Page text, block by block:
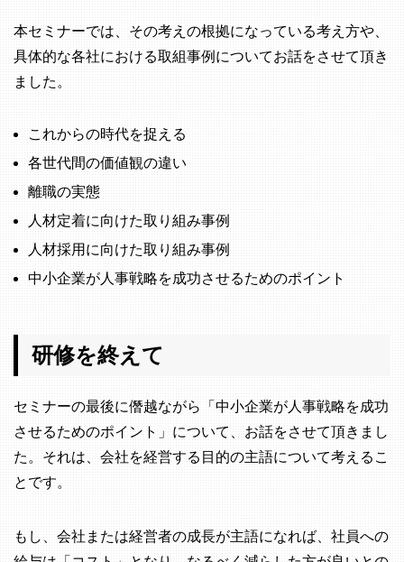
本セミナーでは、その考えの根拠になっている考え方や、
具体的な各社における取組事例についてお話をさせて頂き
ました。
これからの時代を捉える
各世代間の価値観の違い
離職の実態
人材定着に向けた取り組み事例
人材採用に向けた取り組み事例
中小企業が人事戦略を成功させるためのポイント
研修を終えて
セミナーの最後に僭越ながら「中小企業が人事戦略を成功
させるためのポイント」について、お話をさせて頂きまし
た。それは、会社を経営する目的の主語について考えるこ
とです。
もし、会社または経営者の成長が主語になれば、社員への